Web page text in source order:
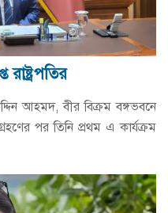
রাষ্ট্রপতির
আহমদ, বীর বিক্রম বঙ্গভবনে
পর তিনি প্রথম এ কার্যক্রম